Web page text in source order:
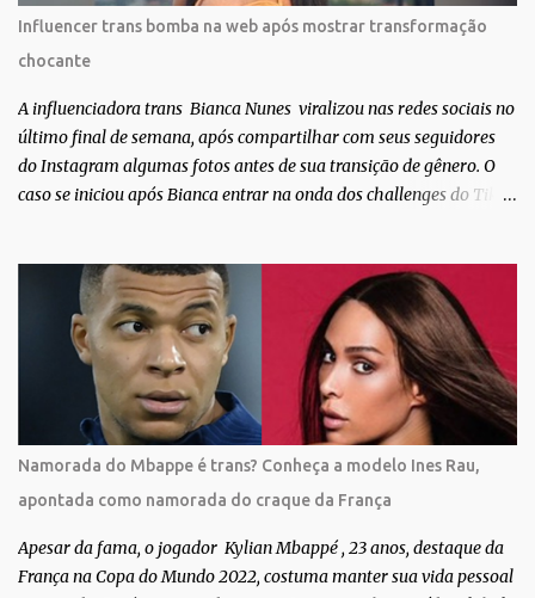
expor uma diversidade de corpos nus, ressaltando a beleza das
especificidades físicas. A atriz se tornou nacionalmente conhecida
após fazer uma participação especial na novela teen Malhação, da
TV Globo. Na trama, ela inte...
Influencer trans bomba na web após mostrar transformação
chocante
A influenciadora trans Bianca Nunes viralizou nas redes sociais no
último final de semana, após compartilhar com seus seguidores
do Instagram algumas fotos antes de sua transição de gênero. O
caso se iniciou após Bianca entrar na onda dos challenges do Tik
Bianca aparece ainda muito jovem e usando roupas masculinas,
após algumas fotos diferentes, ela finalmente aparece usando um
biquíni fio dental, com cabelo longo e seios. Através do Instagram,
a morena desabafou como foi passar um período da sua vida no
exército brasileiro. Segundo Bianca, ela apenas se alistou como
uma forma de provar que sua identidade de gênero não seria algo
passageiro. “Me alistei no exército porque eu sempre ouvia muito;
‘bota no exército para ver se vira homem’, ‘ah, esse aí não vai
entrar no exército’… Essas coisas me fizeram entrar no exército. Eu
disse; ‘vou mostrar par...
Namorada do Mbappe é trans? Conheça a modelo Ines Rau,
apontada como namorada do craque da França
Apesar da fama, o jogador Kylian Mbappé , 23 anos, destaque da
França na Copa do Mundo 2022, costuma manter sua vida pessoal